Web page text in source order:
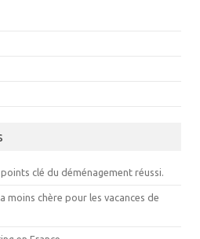
points clé du déménagement réussi.
moins chère pour les vacances de